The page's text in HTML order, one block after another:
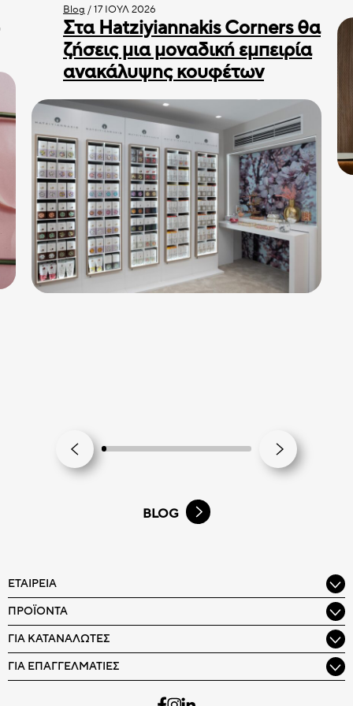
BLOG
Blog /17 ΙΟΎΛ 2026
Στα Hatziyiannakis Corners θα
ζήσεις μια μοναδική εμπειρία
ανακάλυψης κουφέτων
ΕΤΑΙΡΕΊΑ
ΠΡΟΪΌΝΤΑ
ΓΙΑ ΚΑΤΑΝΑΛΩΤΈΣ
ΓΙΑ ΕΠΑΓΓΕΛΜΑΤΊΕΣ